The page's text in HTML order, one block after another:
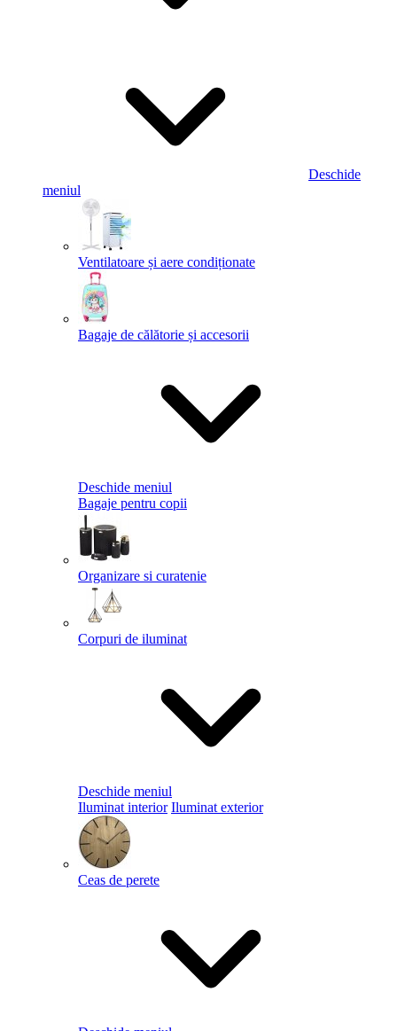
Deschide
meniul
Ventilatoare și aere condiționate
Bagaje de călătorie și accesorii
Deschide meniul
Bagaje pentru copii
Organizare si curatenie
Corpuri de iluminat
Deschide meniul
Iluminat interior Iluminat exterior
Ceas de perete